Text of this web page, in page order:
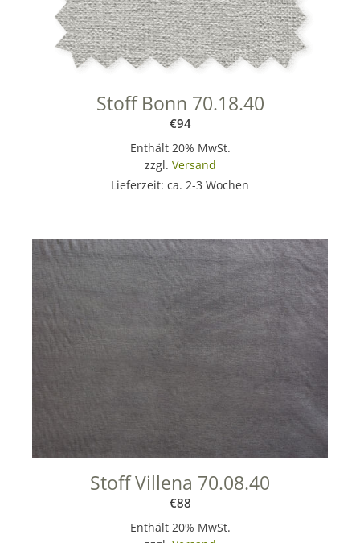
Stoff Bonn 70.18.40
€94
Enthält 20% MwSt.
zzgl. Versand
Lieferzeit: ca. 2-3 Wochen
Stoff Villena 70.08.40
€88
Enthält 20% MwSt.